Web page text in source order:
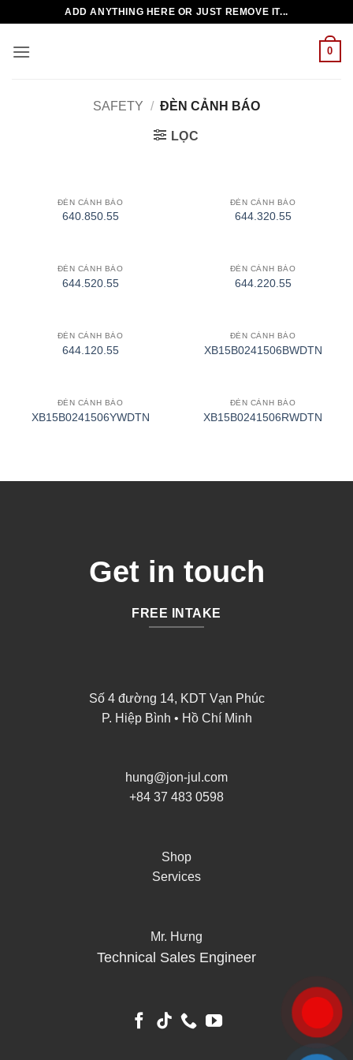
nội
ADD ANYTHING HERE OR JUST REMOVE IT...
0
SAFETY / ĐÈN CẢNH BÁO
LỌC
ĐÈN CẢNH BÁO
640.850.55
ĐÈN CẢNH BÁO
644.320.55
ĐÈN CẢNH BÁO
644.520.55
ĐÈN CẢNH BÁO
644.220.55
ĐÈN CẢNH BÁO
644.120.55
ĐÈN CẢNH BÁO
XB15B0241506BWDTN
ĐÈN CẢNH BÁO
XB15B0241506YWDTN
ĐÈN CẢNH BÁO
XB15B0241506RWDTN
Get in touch
FREE INTAKE
Số 4 đường 14, KDT Vạn Phúc
P. Hiệp Bình • Hồ Chí Minh
hung@jon-jul.com
+84 37 483 0598
Shop
Services
Mr. Hưng
Technical Sales Engineer